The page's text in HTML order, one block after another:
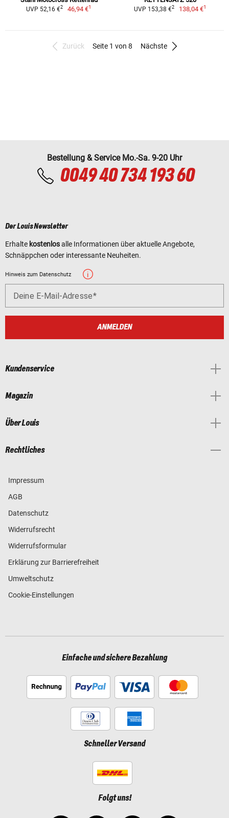
UVP 52,16 €2 46,94 €1 UVP 153,38 €2 138,04 €1
Zurück Seite 1 von 8 Nächste
Bestellung & Service Mo.-Sa. 9-20 Uhr
0049 40 734 193 60
Der Louis Newsletter
Erhalte kostenlosalle Informationen über aktuelle Angebote,
Schnäppchen oder interessante Neuheiten.
Hinweis zum Datenschutz
Deine E-Mail-Adresse
ANMELDEN
Kundenservice
Magazin
Über Louis
Rechtliches
Impressum
AGB
Datenschutz
Widerrufsrecht
Widerrufsformular
Erklärung zur Barrierefreiheit
Umweltschutz
Cookie-Einstellungen
Einfache und sichere Bezahlung
Schneller Versand
Folgt uns!